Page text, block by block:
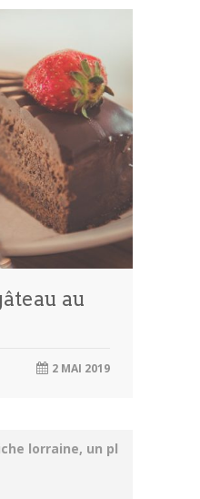
au
2 MAI 2019
lorraine, un pl